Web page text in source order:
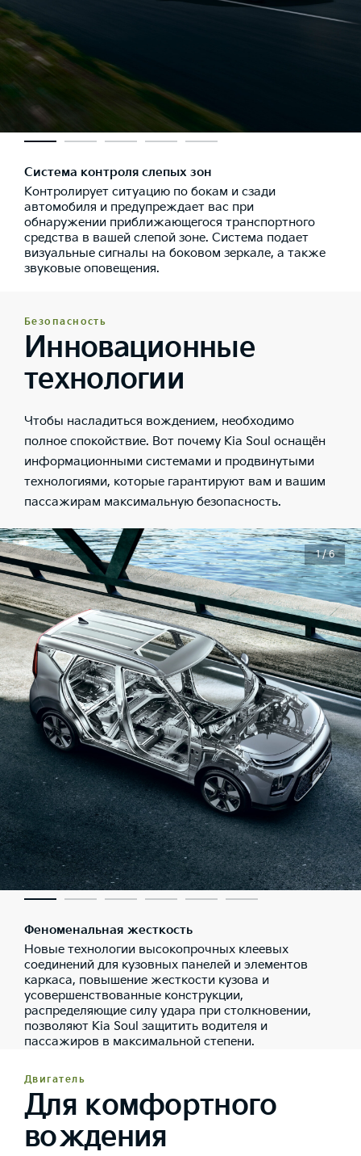
Система контроля слепых зон
Контролирует ситуацию по бокам и сзади
автомобиля и предупреждает вас при
обнаружении приближающегося транспортного
средства в вашей слепой зоне. Система подает
визуальные сигналы на боковом зеркале, а также
звуковые оповещения.
Безопасность
Инновационные
технологии
Чтобы насладиться вождением, необходимо
полное спокойствие. Вот почему Kia Soul оснащён
информационными системами и продвинутыми
технологиями, которые гарантируют вам и вашим
пассажирам максимальную безопасность.
Феноменальная жесткость
Новые технологии высокопрочных клеевых
соединений для кузовных панелей и элементов
каркаса, повышение жесткости кузова и
усовершенствованные конструкции,
распределяющие силу удара при столкновении,
позволяют Kia Soul защитить водителя и
пассажиров в максимальной степени.
1 / 6
Двигатель
Для комфортного
вождения